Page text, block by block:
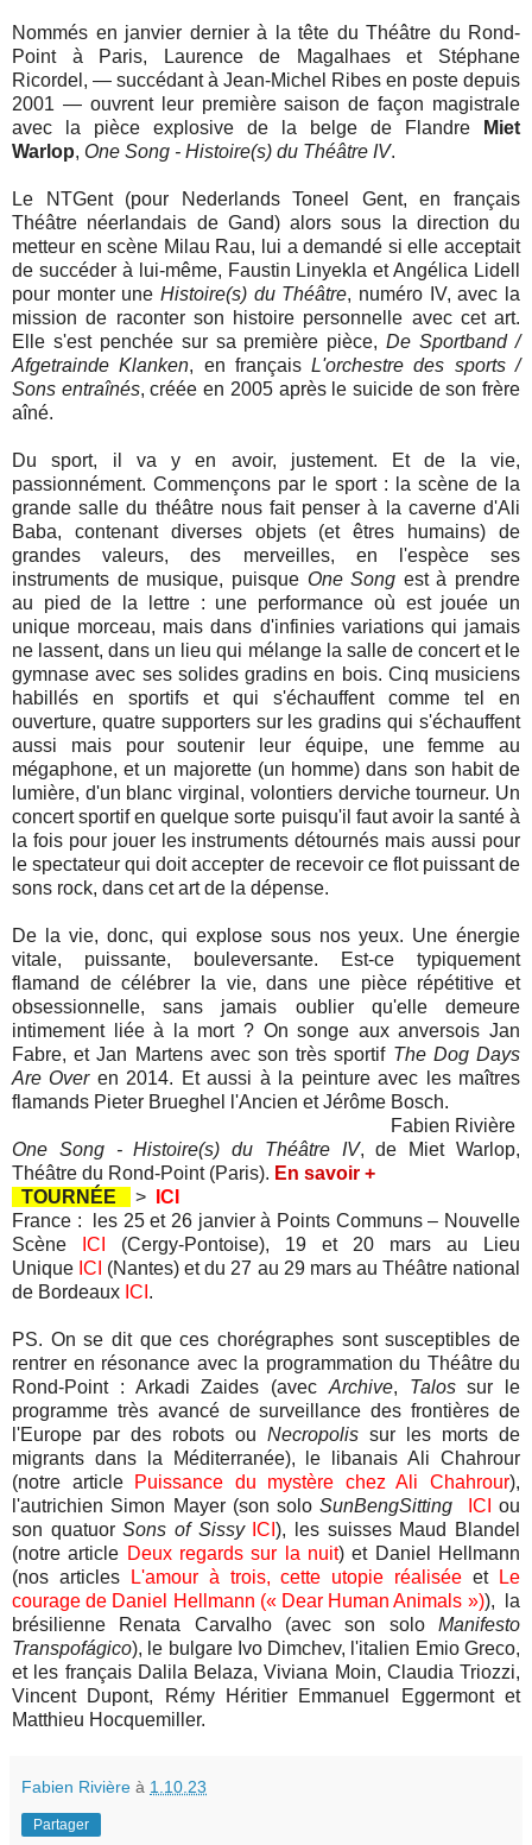
Nommés en janvier dernier à la tête du Théâtre du Rond-
Point à Paris,
Laurence de Magalhaes et Stéphane
Ricordel, — succédant à Jean-Michel Ribes en poste depuis
2001 — ouvrent leur première saison de façon magistrale
avec la pièce explosive de la belge de Flandre
Miet
Warlop, One Song - Histoire(s) du Théâtre IV.
Le NTGent (pour Nederlands Toneel Gent, en français
Théâtre néerlandais de Gand) alors sous la direction du
metteur en scène Milau Rau, lui a demandé si elle acceptait
de succéder à lui-même, Faustin Linyekla et Angélica Lidell
pour monter une Histoire(s) du Théâtre, numéro IV, avec la
mission de raconter son histoire personnelle avec cet art.
Elle s'est penchée sur sa première pièce,De Sportband /
Afgetrainde Klanken, en françaisL'orchestre des sports /
Sons entraînés, créée en 2005 après le suicide de son frère
aîné.
Du sport, il va y en avoir, justement. Et de la vie,
passionnément. Commençons par le sport : la scène de la
grande salle du théâtre nous fait penser à la caverne d'Ali
Baba, contenant diverses objets (et êtres humains)de
grandes valeurs, des merveilles, en l'espèce ses
instruments de musique, puisque One Song est à prendre
au pied de la lettre : une performance où est jouée un
unique morceau, mais dans d'infinies variations qui jamais
ne lassent, dans un lieu qui mélange la salle de concert et le
gymnase avec ses solides gradins en bois. Cinq musiciens
habillés en sportifs et qui s'échauffent comme tel en
ouverture, quatre supporters sur les gradins qui s'échauffent
aussi mais pour soutenir leur équipe, une femme au
mégaphone, et un majorette (un homme) dans son habit de
lumière, d'un blanc virginal, volontiers derviche tourneur. Un
concert sportif en quelque sorte puisqu'il faut avoir la santé à
la fois pour jouer les instruments détournés mais aussi pour
le spectateur qui doit accepter de recevoir ce flot puissant de
sons rock, dans cet art de la dépense.
De la vie, donc, qui explose sous nos yeux. Une énergie
vitale, puissante, bouleversante. Est-ce typiquement
flamand de célébrer la vie, dans une pièce répétitive et
obsessionnelle, sans jamais oublier qu'elle demeure
intimement
liéeà la mort ? On songe aux anversois Jan
Fabre, etJan Martens avec son très sportif The Dog Days
Are Over en 2014. Et aussi à la peinture avec les maîtres
flamands Pieter Brueghel l'Ancien etJérôme Bosch.
Fabien Rivière
One Song - Histoire(s) du Théâtre IV, de Miet Warlop,
Théâtre du Rond-Point (Paris). En savoir +
TOURNÉE
>
ICI
France : les 25 et 26 janvier à Points Communs – Nouvelle
Scène
ICI
(Cergy-Pontoise), 19 et 20 mars au Lieu
Unique ICI (Nantes) et du 27 au 29 mars au Théâtre national
de Bordeaux ICI .
PS. On se dit que ces chorégraphes sont susceptibles de
rentrer en résonance avec la programmation du Théâtre du
Rond-Point : Arkadi Zaides (avec Archive, Talossur le
programme très avancé de surveillance des frontières de
l'Europe par des robots ou Necropolis sur les morts de
migrants dans la Méditerranée), le libanais Ali Chahrour
(notre article
Puissance du mystère chez Ali Chahrour),
l'autrichien Simon Mayer (son soloSunBengSitting ICI
ou
son quatuorSons of Sissy ICI), les suisses Maud Blandel
(notre article Deux regards sur la nuit) et Daniel Hellmann
(nos articles
L'amour à trois, cette utopie réalisée et
Le
courage de Daniel Hellmann (« Dear Human Animals »)), la
brésilienne Renata Carvalho (avec son soloManifesto
Transpofágico), le bulgare Ivo Dimchev, l'italien Emio Greco,
et les français Dalila Belaza, Viviana Moin, Claudia Triozzi,
Vincent Dupont,
Rémy Héritier Emmanuel Eggermont et
Matthieu Hocquemiller.
Fabien Rivière à 1.10.23
Partager